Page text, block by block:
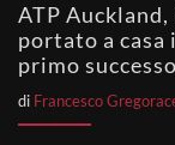
ATP
portato a
primo
di Francesco